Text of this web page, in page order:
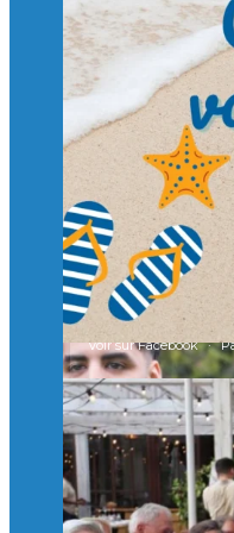
Charger plus
🙏 Soutenez
et contribuons
d’ingénieurs de
Merci à tous !
🎯 Taxe
un numérique au
À l’Isep, nous
Mastères
valeurs humaines,
...Voir plus
il y a 2 mois
Voir sur Facebook ·
🚀Afterwork à
🥳 Le 22 avril
en Suisse ont
retrouvailles et